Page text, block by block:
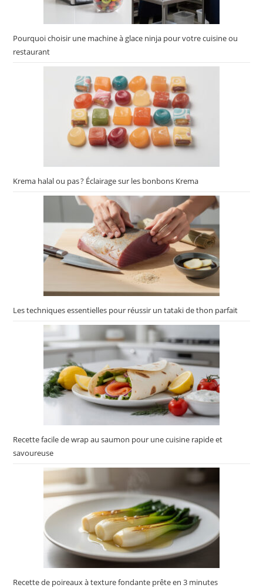
Pourquoi choisir une machine à glace ninja pour votre cuisine ou
restaurant
Krema halal ou pas ? Éclairage sur les bonbons Krema
Les techniques essentielles pour réussir un tataki de thon parfait
Recette facile de wrap au saumon pour une cuisine rapide et
savoureuse
Recette de poireaux à texture fondante prête en 3 minutes